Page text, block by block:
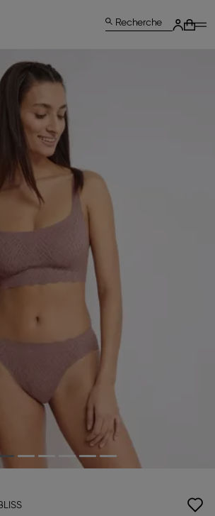
Recherche